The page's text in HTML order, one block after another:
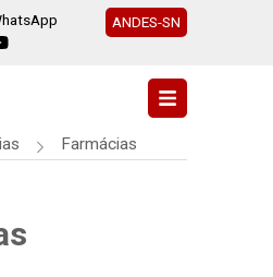
ANDES-SN
Farmácias